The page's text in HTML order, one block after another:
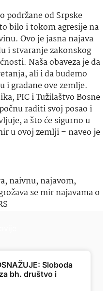
podržane od Srpske
bilo i tokom agresije na
Ovo je jasna najava
i stvaranje zakonskog
Naša obaveza je da
ali i da budemo
i građane ove zemlje.
PIC i Tužilaštvo Bosne
raditi svoj posao i
a što će sigurno u
u ovoj zemlji – naveo je
, naivnu, najavom,
se mir najavama o
Sloboda
bh. društvo i